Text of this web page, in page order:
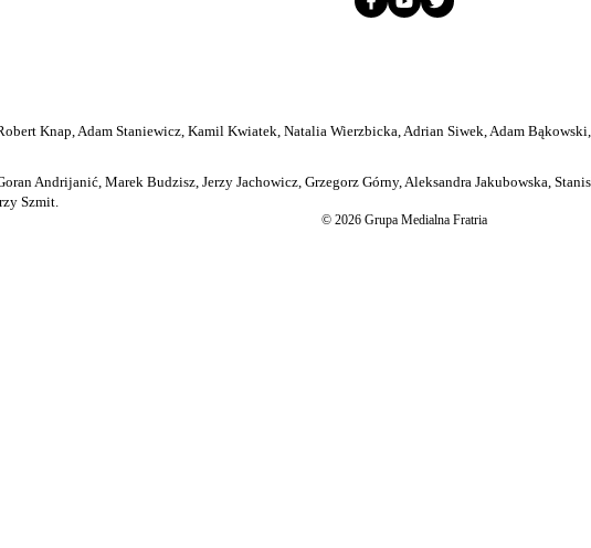
Knap, Adam Staniewicz, Kamil Kwiatek, Natalia Wierzbicka, Adrian Siwek, Adam Bąkowski,
Andrijanić, Marek Budzisz, Jerzy Jachowicz, Grzegorz Górny, Aleksandra Jakubowska,
Szmit.
© 2026 Grupa Medialna Fratria